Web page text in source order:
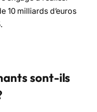
10 milliards d’euros
sont-ils